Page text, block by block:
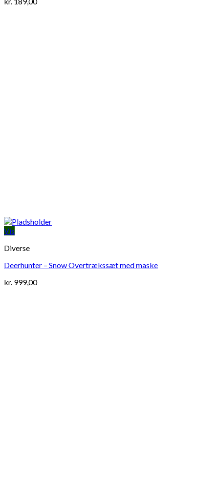
Vis
Diverse
Deerhunter – Snow Overtrækssæt med maske
kr. 999,00